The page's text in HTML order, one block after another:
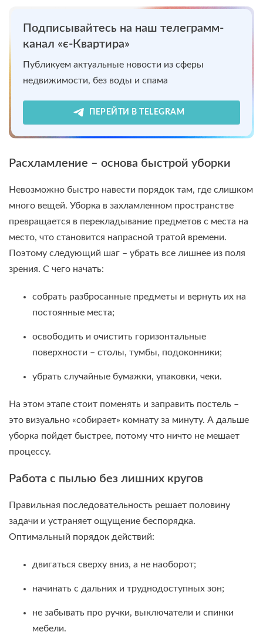
Подписывайтесь на наш телеграмм-
канал «є-Квартира»
Публикуем актуальные новости из сферы
недвижимости, без воды и спама
ПЕРЕЙТИ В TELEGRAM
Расхламление – основа быстрой уборки
Невозможно быстро навести порядок там, где слишком
много вещей. Уборка в захламленном пространстве
превращается в перекладывание предметов с места на
место, что становится напрасной тратой времени.
Поэтому следующий шаг – убрать все лишнее из поля
зрения. С чего начать:
собрать разбросанные предметы и вернуть их на
постоянные места;
освободить и очистить горизонтальные
поверхности – столы, тумбы, подоконники;
убрать случайные бумажки, упаковки, чеки.
На этом этапе стоит поменять и заправить постель –
это визуально «собирает» комнату за минуту. А дальше
уборка пойдет быстрее, потому что ничто не мешает
процессу.
Работа с пылью без лишних кругов
Правильная последовательность решает половину
задачи и устраняет ощущение беспорядка.
Оптимальный порядок действий:
двигаться сверху вниз, а не наоборот;
начинать с дальних и труднодоступных зон;
не забывать про ручки, выключатели и спинки
мебели.